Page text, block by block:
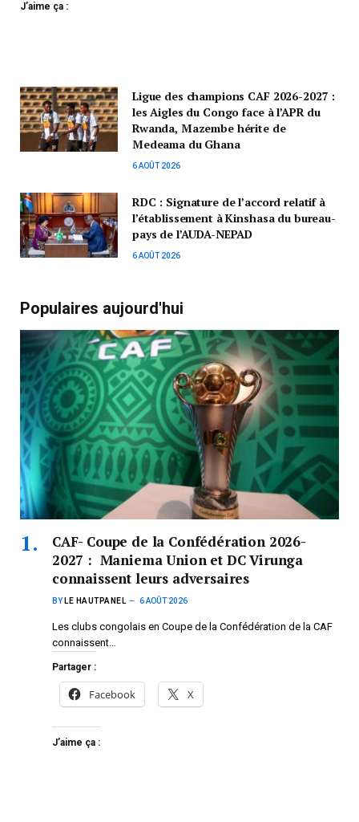
J’aime ça :
Ligue des champions CAF 2026-2027 :
les Aigles du Congo face à l’APR du
Rwanda, Mazembe hérite de
Medeama du Ghana
6 AOÛT 2026
RDC : Signature de l’accord relatif à
l’établissement à Kinshasa du bureau-
pays de l’AUDA-NEPAD
6 AOÛT 2026
Populaires aujourd'hui
CAF- Coupe de la Confédération 2026-
2027 : Maniema Union et DC Virunga
connaissent leurs adversaires
BY LE HAUTPANEL 6 AOÛT 2026
Les clubs congolais en Coupe de la Confédération de la CAF
connaissent…
Partager :
Facebook X
J’aime ça :